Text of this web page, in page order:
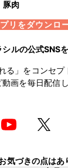
豚肉
リをダウンロ
シルの公式SNS
る」をコンセ
動画を毎日配信
気づきの点はあ